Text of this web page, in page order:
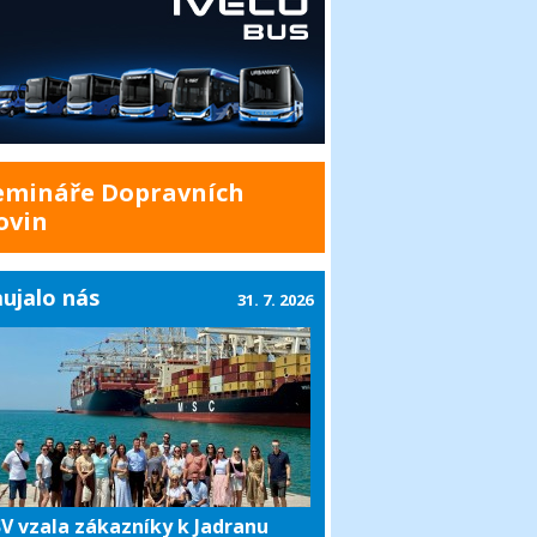
Dopravních
nás
vzala zákazníky k Jadranu
31. 7. 2026